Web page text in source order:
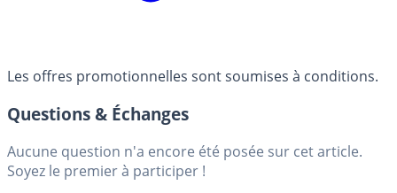
Les offres promotionnelles sont soumises à conditions.
Questions & Échanges
Aucune question n'a encore été posée sur cet article.
Soyez le premier à participer !